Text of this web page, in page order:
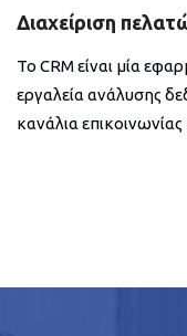
Διαχείριση
Το CRM είναι μία
εργαλεία ανάλυσης
κανάλια επικοινωνίας